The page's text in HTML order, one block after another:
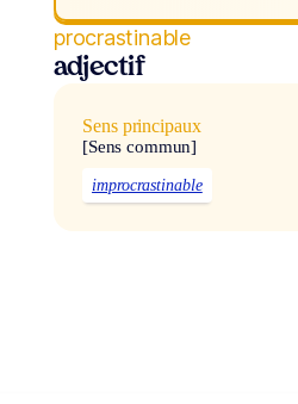
procrastinable
adjectif
Sens principaux
[Sens commun]
improcrastinable